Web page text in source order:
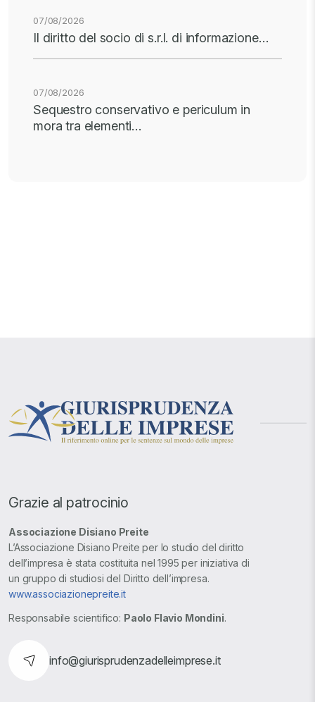
07/08/2026
Il diritto del socio di s.r.l. di informazione…
07/08/2026
Sequestro conservativo e periculum in
mora tra elementi…
Grazie al patrocinio
Associazione Disiano Preite
L’Associazione Disiano Preite per lo studio del diritto
dell’impresa è stata costituita nel 1995 per iniziativa di
un gruppo di studiosi del Diritto dell’impresa.
www.associazionepreite.it
Responsabile scientifico: Paolo Flavio Mondini.
info@giurisprudenzadelleimprese.it